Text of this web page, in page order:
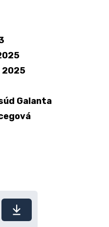
2025
Galanta